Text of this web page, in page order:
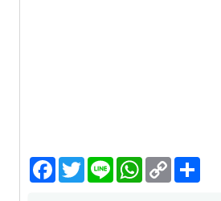
Facebook
TwitterLine WhatsApp
Copy
Link
分